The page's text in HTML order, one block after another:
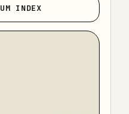
INDEX